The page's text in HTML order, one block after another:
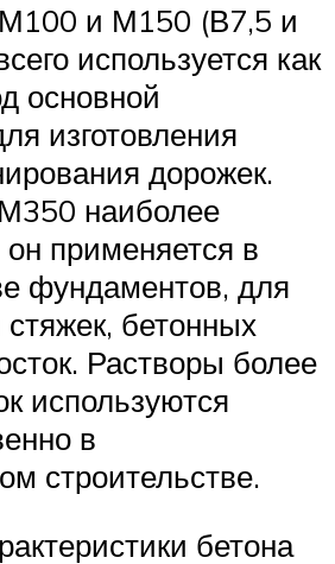
и М150 (В7,5 и
используется как
основной
изготовления
дорожек.
наиболее
применяется в
фундаментов, для
стяжек, бетонных
Растворы более
используются
в
строительстве.
бетона